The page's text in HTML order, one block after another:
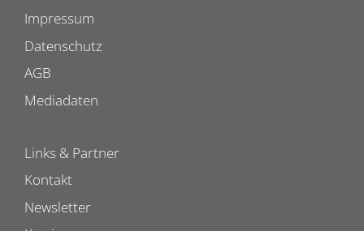
Impressum
Datenschutz
AGB
Mediadaten
Links & Partner
Kontakt
Newsletter